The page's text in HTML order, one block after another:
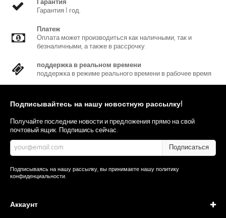
Гарантия
Гарантия 1 год.
Платеж
Оплата может производиться как наличными, так и
безналичными, а также в рассрочку.
поддержка в реальном времени
поддержка в режиме реального времени в рабочее время
Подписывайтесь на нашу новостную рассылку!
Получайте последние новости и предложения прямо на свой
почтовый ящик. Подпишись сейчас.
Подписаться
Подписываясь на нашу рассылку, вы принимаете нашу политику
конфиденциальности
Аккаунт